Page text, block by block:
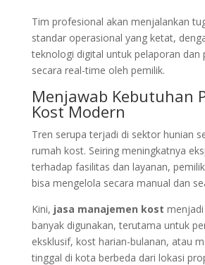
Tim profesional akan menjalankan
standar operasional yang ketat,
teknologi digital untuk pelaporan dan
secara real-time oleh pemilik.
Menjawab Kebutuhan
Kost Modern
Tren serupa terjadi di sektor hunian
rumah kost. Seiring meningkatnya
terhadap fasilitas dan layanan,
bisa mengelola secara manual dan
Kini, jasa manajemen kost
banyak digunakan, terutama untuk
eksklusif, kost harian-bulanan, atau
tinggal di kota berbeda dari lokasi